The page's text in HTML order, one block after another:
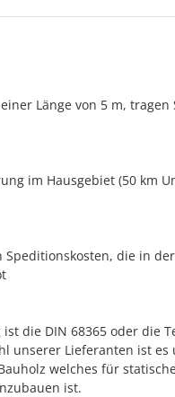
Länge von 5 m,
im Hausgebiet (50 km
die in
die DIN 68365 oder die
unserer Lieferanten ist es
welches für statische
ist.